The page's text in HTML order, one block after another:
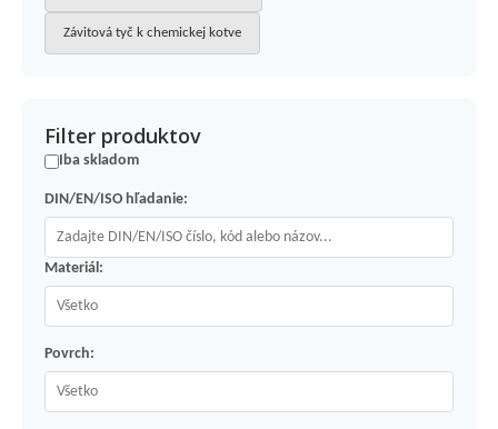
Závitová tyč k chemickej kotve
Filter produktov
Iba skladom
DIN/EN/ISO hľadanie:
Materiál:
Povrch: